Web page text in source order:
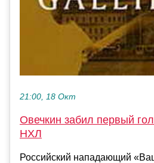
21:00, 18 Окт
Овечкин забил первый
НХЛ
Российский нападающий